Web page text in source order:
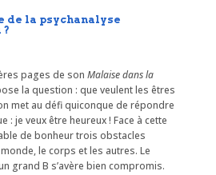
de la psychanalyse
?
pages de son Malaise dans la
la question : que veulent les êtres
met au défi quiconque de répondre
: je veux être heureux ! Face à cette
de bonheur trois obstacles
le corps et les autres. Le
grand B s’avère bien compromis.